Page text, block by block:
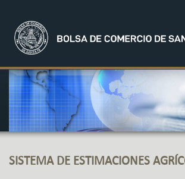
SISTEMA DE ESTIMACIONES